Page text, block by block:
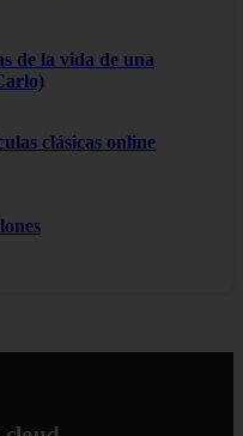
de la vida de una
clásicas online